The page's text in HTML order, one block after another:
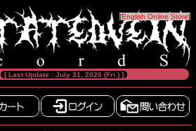
[English Online Store]
[ Last Update : July 31, 2026 (Fri.) ]